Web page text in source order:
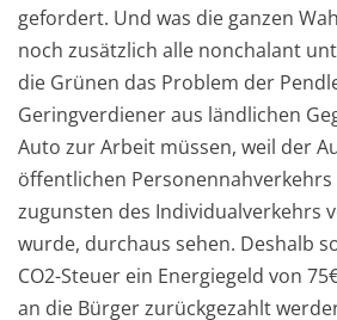
gefordert. Und was die ganzen
noch zusätzlich alle nonchalant
die Grünen das Problem der
Geringverdiener aus ländlichen
Auto zur Arbeit müssen, weil der
öffentlichen Personennahverkehrs
zugunsten des Individualverkehrs
wurde, durchaus sehen. Deshalb
CO2-Steuer ein Energiegeld von
an die Bürger zurückgezahlt